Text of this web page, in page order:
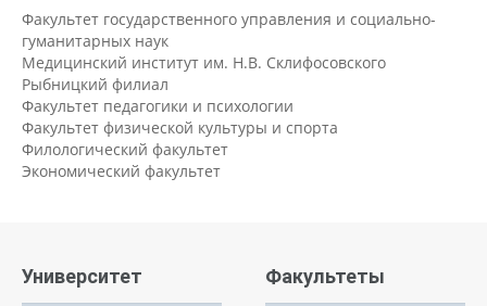
Факультет государственного управления и социально-
гуманитарных наук
Медицинский институт им. Н.В. Склифосовского
Рыбницкий филиал
Факультет педагогики и психологии
Факультет физической культуры и спорта
Филологический факультет
Экономический факультет
Университет Факультеты